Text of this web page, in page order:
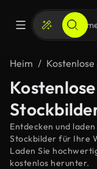
Heim
Entdecken und
Stockbilder für Ihre
Laden Sie
kostenlos herunter.